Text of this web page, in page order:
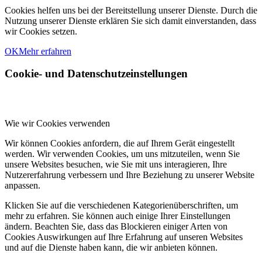
Cookies helfen uns bei der Bereitstellung unserer Dienste. Durch die
Nutzung unserer Dienste erklären Sie sich damit einverstanden, dass
wir Cookies setzen.
OKMehr erfahren
Cookie- und Datenschutzeinstellungen
Wie wir Cookies verwenden
Wir können Cookies anfordern, die auf Ihrem Gerät eingestellt
werden. Wir verwenden Cookies, um uns mitzuteilen, wenn Sie
unsere Websites besuchen, wie Sie mit uns interagieren, Ihre
Nutzererfahrung verbessern und Ihre Beziehung zu unserer Website
anpassen.
Klicken Sie auf die verschiedenen Kategorienüberschriften, um
mehr zu erfahren. Sie können auch einige Ihrer Einstellungen
ändern. Beachten Sie, dass das Blockieren einiger Arten von
Cookies Auswirkungen auf Ihre Erfahrung auf unseren Websites
und auf die Dienste haben kann, die wir anbieten können.